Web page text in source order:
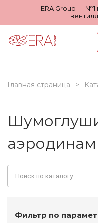
ERA Group — №1
Главная страница
Фильтр по